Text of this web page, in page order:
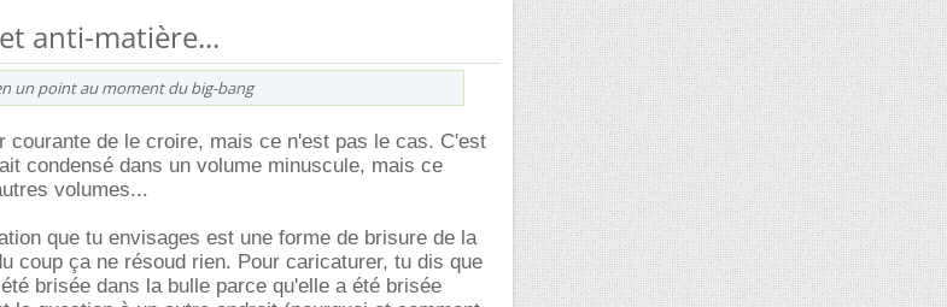
anti-matière...
un point au moment du big-bang
courante de le croire, mais ce n'est pas le cas. C'est
condensé dans un volume minuscule, mais ce
volumes...
que tu envisages est une forme de brisure de la
coup ça ne résoud rien. Pour caricaturer, tu dis que
brisée dans la bulle parce qu'elle a été brisée